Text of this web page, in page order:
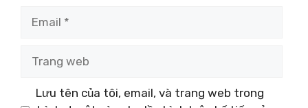
Lưu tên của tôi, email, và trang web trong